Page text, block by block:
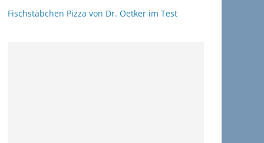
Fischstäbchen Pizza von Dr. Oetker im Test